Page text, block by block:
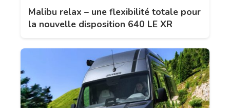
Malibu relax – une flexibilité totale pour
la nouvelle disposition 640 LE XR